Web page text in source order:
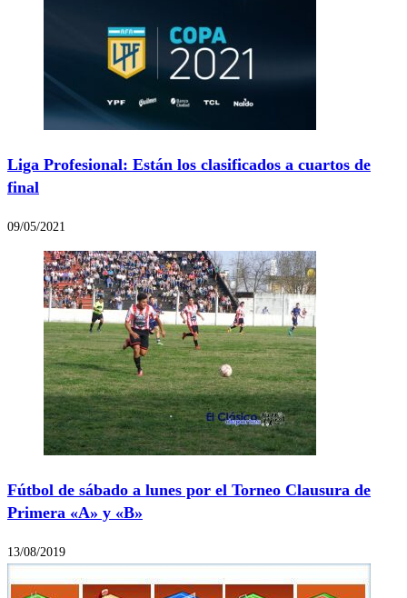
Liga Profesional: Están los clasificados a cuartos de
final
09/05/2021
Fútbol de sábado a lunes por el Torneo Clausura de
Primera «A» y «B»
13/08/2019